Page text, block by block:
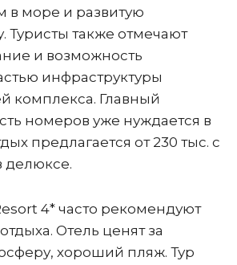
в море и развитую
Туристы также отмечают
и возможность
инфраструктуры
комплекса. Главный
номеров уже нуждается в
предлагается от 230 тыс. с
делюксе.
4* часто рекомендуют
Отель ценят за
хороший пляж. Тур